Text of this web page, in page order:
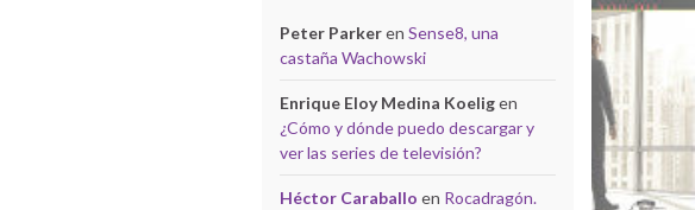
Peter Parkeren Sense8, una
castaña Wachowski
Enrique Eloy Medina Koeligen
¿Cómo y dónde puedo descargar y
ver las series de televisión?
Héctor Caraballo en Rocadragón.